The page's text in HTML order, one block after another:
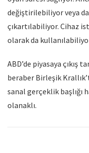
değiştirilebiliyor veya
çıkartılabiliyor. Cihaz
olarak da
ABD’de piyasaya çıkış
beraber Birleşik
sanal gerçeklik başlığı
olanaklı.